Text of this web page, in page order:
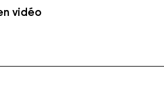
vidéo